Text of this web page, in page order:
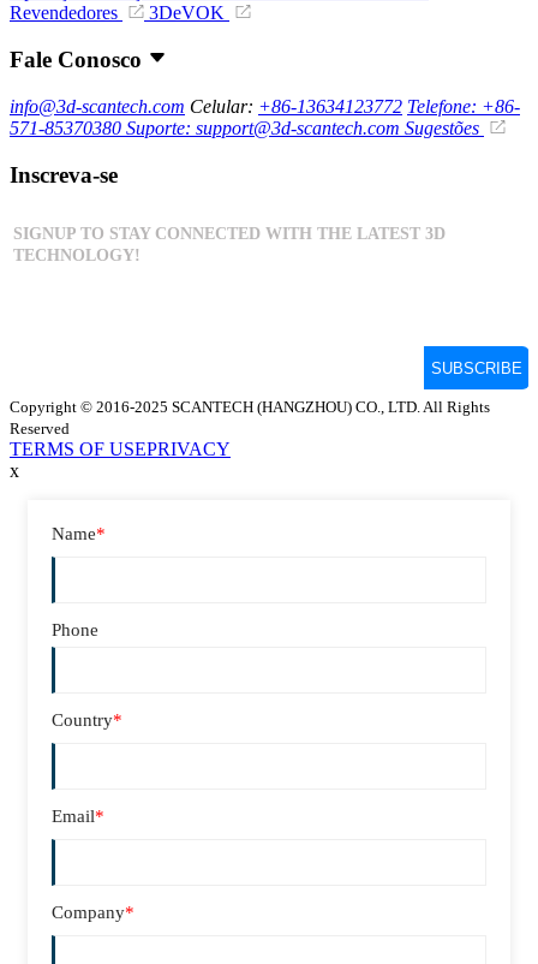
Revendedores
3DeVOK
Fale Conosco
info@3d-scantech.com Celular: +86-13634123772 Telefone: +86-
571-85370380 Suporte: support@3d-scantech.com Sugestões
Inscreva-se
Copyright © 2016-2025 SCANTECH (HANGZHOU) CO., LTD. All Rights
Reserved
TERMS OF USEPRIVACY
x
Name*
Phone
Country*
Email*
Company*